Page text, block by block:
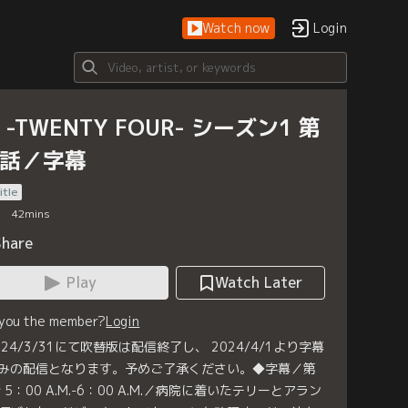
Watch now Login
TWENTY FOUR- シーズン1 第
／字幕
42mins
Play
Watch Later
the member?Login
3/31にて吹替版は配信終了し、 2024/4/1より字幕
の配信となります。予めご了承ください。◆字幕／第
：00 A.M.-6：00 A.M.／病院に着いたテリーとアラン